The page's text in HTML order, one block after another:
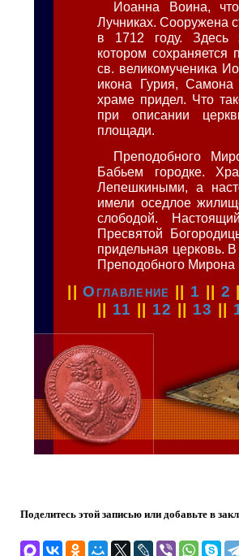
Иоанна Воина,
Лучниках. Сооружена
в 1712 году. Здесь
котором
св. великомученика
икона Гурия,
храме придел. Что
при описании
площади.
Преподобного
Бабьем городке.
Лепешкиными, а
имели оседлое
слободой.
Пресвятой
придельная церковь.
Преподобного Мирона
||Оглавление 1 2
11 12 13
Поделитесь этой записью или добавьте в